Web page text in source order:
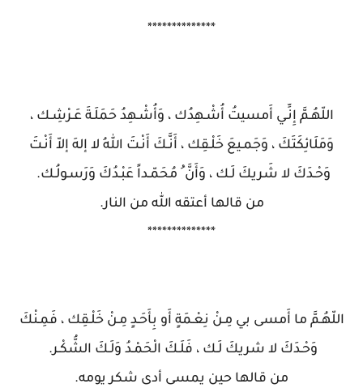
**************
اللّهُـمَّ إِنِّـي أَمسيتُ أُشْـهِدُك ، وَأُشْـهِدُ حَمَلَـةَ عَـرْشِـك ،
وَمَلَائِكَتَكَ ، وَجَمـيعَ خَلْـقِك ، أَنَّـكَ أَنْـتَ اللهُ لا إلهَ إلاّ أَنْـتَ
وَحْـدَكَ لا شَريكَ لَـك ، وَأَنَّ ُ مُحَمّـداً عَبْـدُكَ وَرَسـولُـك.
من قالها أعتقه الله من النار.
**************
اللّهُـمَّ ما أَمسى بي مِـنْ نِعْـمَةٍ أَو بِأَحَـدٍ مِـنْ خَلْـقِك ، فَمِـنْكَ
وَحْـدَكَ لا شريكَ لَـك ، فَلَـكَ الْحَمْـدُ وَلَـكَ الشُّكْـر.
من قالها حين يمسى أدى شكر يومه.